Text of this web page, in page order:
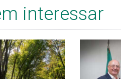
interessar